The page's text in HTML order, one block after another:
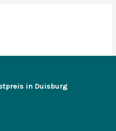
in Duisburg